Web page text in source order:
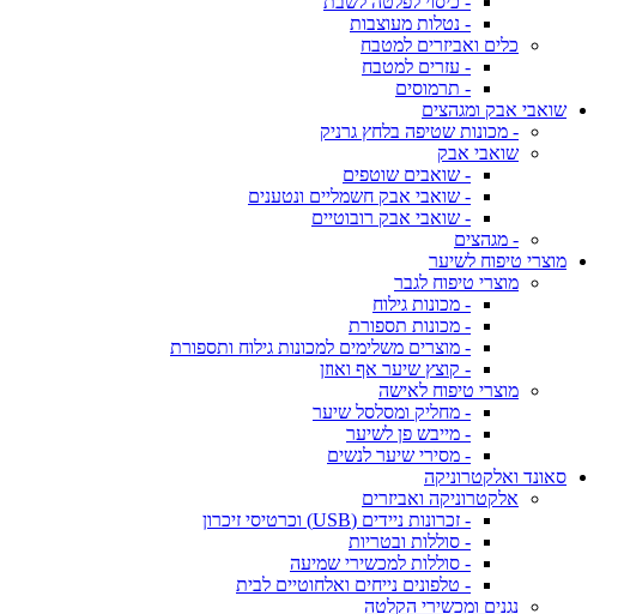
- נטלות מעוצבות
כלים ואביזרים למטבח
- עזרים למטבח
- תרמוסים
שואבי אבק ומגהצים
- מכונות שטיפה בלחץ גרניק
שואבי אבק
- שואבים שוטפים
- שואבי אבק חשמליים ונטענים
- שואבי אבק רובוטיים
- מגהצים
מוצרי טיפוח לשיער
מוצרי טיפוח לגבר
- מכונות גילוח
- מכונות תספורת
- מוצרים משלימים למכונות גילוח ותספורת
- קוצץ שיער אף ואוזן
מוצרי טיפוח לאישה
- מחליק ומסלסל שיער
- מייבש פן לשיער
- מסירי שיער לנשים
סאונד ואלקטרוניקה
אלקטרוניקה ואביזרים
- זכרונות ניידים (USB) וכרטיסי זיכרון
- סוללות ובטריות
- סוללות למכשירי שמיעה
- טלפונים נייחים ואלחוטיים לבית
נגנים ומכשירי הקלטה